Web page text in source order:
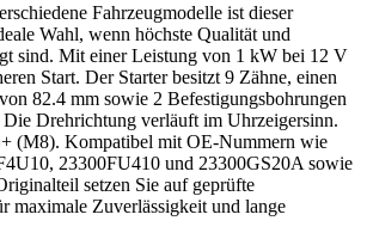
Fahrzeugmodelle ist dieser
Wahl, wenn höchste Qualität und
sind. Mit einer Leistung von 1 kW bei 12 V
Start. Der Starter besitzt 9 Zähne, einen
82.4 mm sowie 2 Befestigungsbohrungen
Drehrichtung verläuft im Uhrzeigersinn.
(M8). Kompatibel mit OE-Nummern wie
23300FU410 und 23300GS20A sowie
setzen Sie auf geprüfte
maximale Zuverlässigkeit und lange